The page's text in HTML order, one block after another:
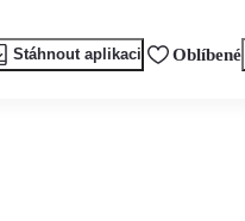
Stáhnout aplikaci Oblíbené